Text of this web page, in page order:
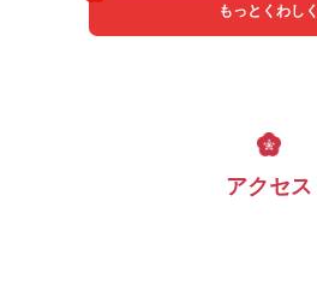
もっとくわしく
アクセス